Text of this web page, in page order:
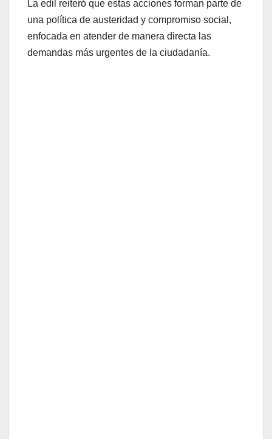
La edil reiteró que estas acciones forman parte de
una política de austeridad y compromiso social,
enfocada en atender de manera directa las
demandas más urgentes de la ciudadanía.